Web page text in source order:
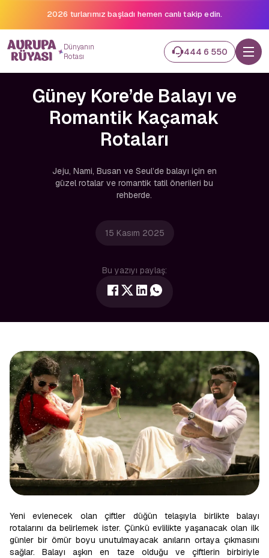
2026 turlarımız başladı hemen canlı takip edin.
Dünyanın
Rotası
444 6 550
Güney Kore’de Balayı ve
Romantik Kaçamak
Rotaları
Jeju, Nami, Busan ve Seul’de balayı için en
güzel rotalar ve romantik tatil önerileri bu
rehberde.
15 Kasım 2025
Bu yazıyı paylaş:
Yeni evlenecek olan çiftler düğün telaşıyla birlikte balayı
rotalarını da belirlemek ister. Çünkü evlilikte yaşanacak olan ilk
günler bir ömür boyu unutulmayacak anıların ortaya çıkmasını
sağlar. Balayı aşkın en taze olduğu ve çiftlerin birbiriyle